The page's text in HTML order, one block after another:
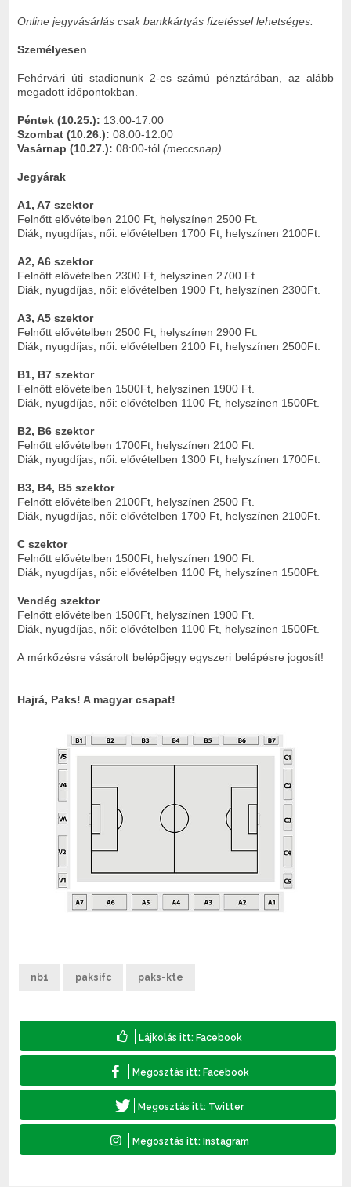
Online jegyvásárlás csak bankkártyás fizetéssel lehetséges.
Személyesen
Fehérvári úti stadionunk 2-es számú pénztárában, az alább
megadott időpontokban.
Péntek (10.25.): 13:00-17:00
Szombat (10.26.): 08:00-12:00
Vasárnap (10.27.): 08:00-tól (meccsnap)
Jegyárak
A1, A7 szektor
Felnőtt elővételben 2100 Ft, helyszínen 2500 Ft.
Diák, nyugdíjas, női: elővételben 1700 Ft, helyszínen 2100Ft.
A2, A6 szektor
Felnőtt elővételben 2300 Ft, helyszínen 2700 Ft.
Diák, nyugdíjas, női: elővételben 1900 Ft, helyszínen 2300Ft.
A3, A5 szektor
Felnőtt elővételben 2500 Ft, helyszínen 2900 Ft.
Diák, nyugdíjas, női: elővételben 2100 Ft, helyszínen 2500Ft.
B1, B7 szektor
Felnőtt elővételben 1500Ft, helyszínen 1900 Ft.
Diák, nyugdíjas, női: elővételben 1100 Ft, helyszínen 1500Ft.
B2, B6 szektor
Felnőtt elővételben 1700Ft, helyszínen 2100 Ft.
Diák, nyugdíjas, női: elővételben 1300 Ft, helyszínen 1700Ft.
B3, B4, B5 szektor
Felnőtt elővételben 2100Ft, helyszínen 2500 Ft.
Diák, nyugdíjas, női: elővételben 1700 Ft, helyszínen 2100Ft.
C szektor
Felnőtt elővételben 1500Ft, helyszínen 1900 Ft.
Diák, nyugdíjas, női: elővételben 1100 Ft, helyszínen 1500Ft.
Vendég szektor
Felnőtt elővételben 1500Ft, helyszínen 1900 Ft.
Diák, nyugdíjas, női: elővételben 1100 Ft, helyszínen 1500Ft.
A mérkőzésre vásárolt belépőjegy egyszeri belépésre jogosít!
Hajrá, Paks! A magyar csapat!
nb1 paksifc paks-kte